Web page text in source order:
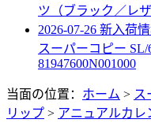
ツ（ブラック／レ
2026-07-26 新入荷
スーパーコピー
81947600N001000
当面の位置： ホーム > ス
リップ > アニュアルカレ